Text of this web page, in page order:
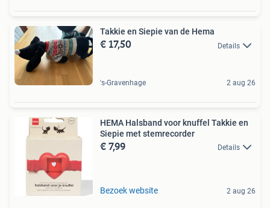
Takkie en Siepie van de Hema
€ 17,50 Details
's-Gravenhage 2 aug 26
HEMA Halsband voor knuffel Takkie en
Siepie met stemrecorder
€ 7,99 Details
Bezoek website 2 aug 26